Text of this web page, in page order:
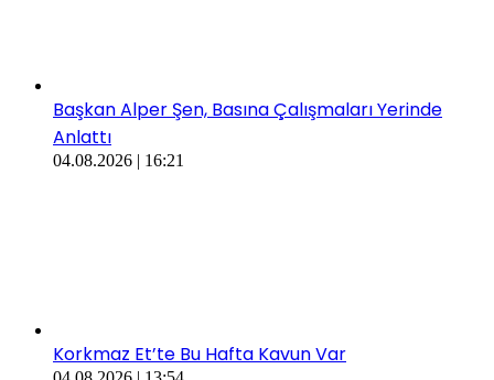
Başkan Alper Şen, Basına Çalışmaları Yerinde
Anlattı
04.08.2026 | 16:21
Korkmaz Et’te Bu Hafta Kavun Var